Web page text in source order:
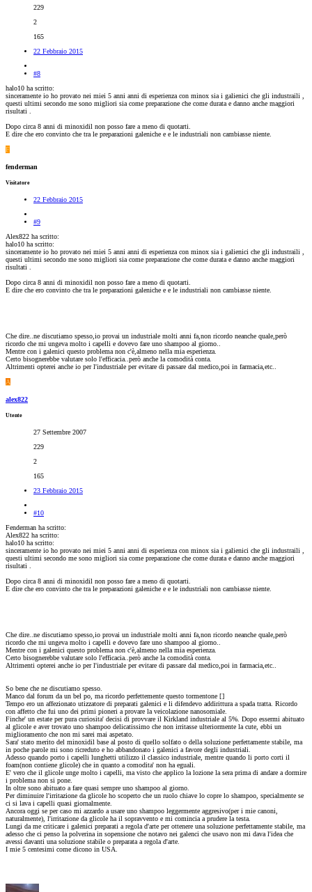
229
2
165
22 Febbraio 2015
#8
halo10 ha scritto:
sinceramente io ho provato nei miei 5 anni anni di esperienza con minox sia i galienici che gli industraili ,
questi ultimi secondo me sono migliori sia come preparazione che come durata e danno anche maggiori
risultati .
Dopo circa 8 anni di minoxidil non posso fare a meno di quotarti.
E dire che ero convinto che tra le preparazioni galeniche e e le industriali non cambiasse niente.
F
fenderman
Visitatore
22 Febbraio 2015
#9
Alex822 ha scritto:
halo10 ha scritto:
sinceramente io ho provato nei miei 5 anni anni di esperienza con minox sia i galienici che gli industraili ,
questi ultimi secondo me sono migliori sia come preparazione che come durata e danno anche maggiori
risultati .
Dopo circa 8 anni di minoxidil non posso fare a meno di quotarti.
E dire che ero convinto che tra le preparazioni galeniche e e le industriali non cambiasse niente.
Che dire..ne discutiamo spesso,io provai un industriale molti anni fa,non ricordo neanche quale,però
ricordo che mi ungeva molto i capelli e dovevo fare uno shampoo al giorno..
Mentre con i galenici questo problema non c'è,almeno nella mia esperienza.
Certo bisognerebbe valutare solo l'efficacia..però anche la comodità conta.
Altrimenti opterei anche io per l'industriale per evitare di passare dal medico,poi in farmacia,etc..
A
alex822
Utente
27 Settembre 2007
229
2
165
23 Febbraio 2015
#10
Fenderman ha scritto:
Alex822 ha scritto:
halo10 ha scritto:
sinceramente io ho provato nei miei 5 anni anni di esperienza con minox sia i galienici che gli industraili ,
questi ultimi secondo me sono migliori sia come preparazione che come durata e danno anche maggiori
risultati .
Dopo circa 8 anni di minoxidil non posso fare a meno di quotarti.
E dire che ero convinto che tra le preparazioni galeniche e e le industriali non cambiasse niente.
Che dire..ne discutiamo spesso,io provai un industriale molti anni fa,non ricordo neanche quale,però
ricordo che mi ungeva molto i capelli e dovevo fare uno shampoo al giorno..
Mentre con i galenici questo problema non c'è,almeno nella mia esperienza.
Certo bisognerebbe valutare solo l'efficacia..però anche la comodità conta.
Altrimenti opterei anche io per l'industriale per evitare di passare dal medico,poi in farmacia,etc..
So bene che ne discutiamo spesso.
Manco dal forum da un bel po, ma ricordo perfettemente questo tormentone []
Tempo ero un affezionato utizzatore di preparati galenici e li difendevo addirittura a spada tratta. Ricordo
con affetto che fui uno dei primi pioneri a provare la veicolazione nanosomiale.
Finche' un estate per pura curiosita' decisi di provvare il Kirkland industriale al 5%. Dopo essermi abituato
al glicole e aver trovato uno shampoo delicatissimo che non irritasse ulteriormente la cute, ebbi un
miglioramento che non mi sarei mai aspetato.
Sara' stato merito del minoxidil base al posto di quello solfato o della soluzione perfettamente stabile, ma
in poche parole mi sono ricreduto e ho abbandonato i galenici a favore degli industriali.
Adesso quando porto i capelli lunghetti utilizzo il classico industriale, mentre quando li porto corti il
foam(non contiene glicole) che in quanto a comodita' non ha eguali.
E' vero che il glicole unge molto i capelli, ma visto che applico la lozione la sera prima di andare a dormire
i problema non si pone.
In oltre sono abituato a fare quasi sempre uno shampoo al giorno.
Per diminuire l'irritazione da glicole ho scoperto che un ruolo chiave lo copre lo shampoo, specialmente se
ci si lava i capelli quasi giornalmente.
Ancora oggi se per caso mi azzardo a usare uno shampoo leggermente aggresivo(per i mie canoni,
naturalmente), l'irritazione da glicole ha il sopravvento e mi comincia a prudere la testa.
Lungi da me criticare i galenici preparati a regola d'arte per ottenere una soluzione perfettamente stabile, ma
adesso che ci penso la polverina in sopensione che notavo nei galenci che usavo non mi dava l'idea che
avessi davanti una soluzione stabile o preparata a regola d'arte.
I mie 5 centesimi come dicono in USA.